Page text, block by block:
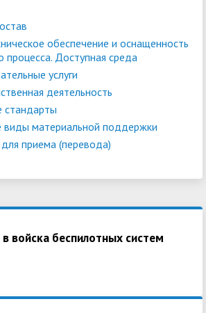
обеспечение и оснащенность
процесса. Доступная среда
услуги
деятельность
стандарты
виды материальной поддержки
приема (перевода)
войска беспилотных систем